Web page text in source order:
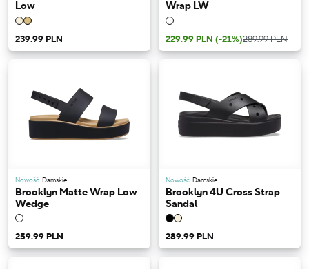
Low
239.99 PLN
Wrap LW
229.99 PLN (-21%)289.99 PLN
Nowość Damskie
Brooklyn Matte Wrap Low
Wedge
259.99 PLN
Nowość Damskie
Brooklyn 4U Cross Strap
Sandal
289.99 PLN